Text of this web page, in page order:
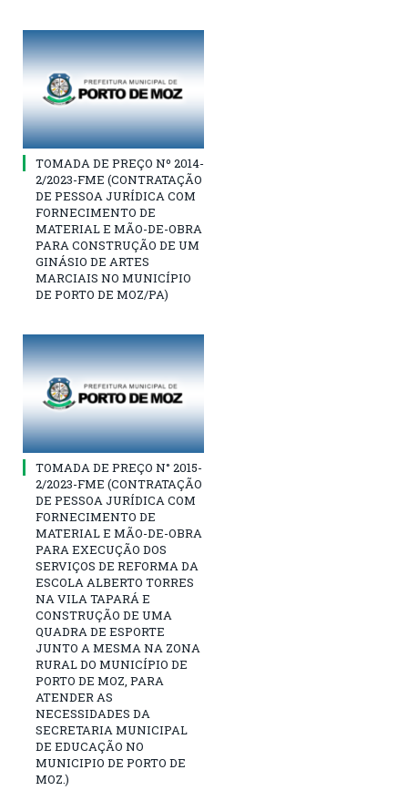
TOMADA DE PREÇO Nº 2014-
2/2023-FME (CONTRATAÇÃO
DE PESSOA JURÍDICA COM
FORNECIMENTO DE
MATERIAL E MÃO-DE-OBRA
PARA CONSTRUÇÃO DE UM
GINÁSIO DE ARTES
MARCIAIS NO MUNICÍPIO
DE PORTO DE MOZ/PA)
TOMADA DE PREÇO N° 2015-
2/2023-FME (CONTRATAÇÃO
DE PESSOA JURÍDICA COM
FORNECIMENTO DE
MATERIAL E MÃO-DE-OBRA
PARA EXECUÇÃO DOS
SERVIÇOS DE REFORMA DA
ESCOLA ALBERTO TORRES
NA VILA TAPARÁ E
CONSTRUÇÃO DE UMA
QUADRA DE ESPORTE
JUNTO A MESMA NA ZONA
RURAL DO MUNICÍPIO DE
PORTO DE MOZ, PARA
ATENDER AS
NECESSIDADES DA
SECRETARIA MUNICIPAL
DE EDUCAÇÃO NO
MUNICIPIO DE PORTO DE
MOZ.)